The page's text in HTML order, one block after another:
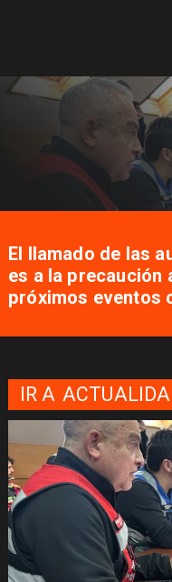
El llamado de las
es a la precaución
próximos eventos
IR A